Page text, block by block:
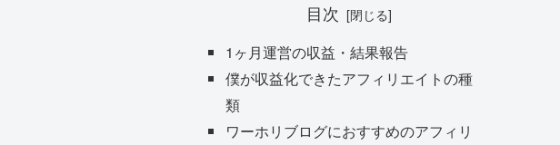
目次
1ヶ月運営の収益・結果報告
僕が収益化できたアフィリエイトの種
類
ワーホリブログにおすすめのアフィリ